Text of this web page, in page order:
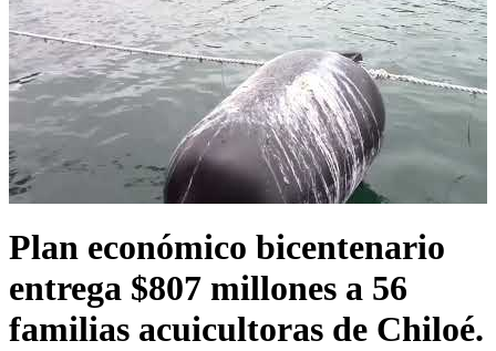
Plan económico bicentenario
entrega $807 millones a 56
familias acuicultoras de Chiloé.